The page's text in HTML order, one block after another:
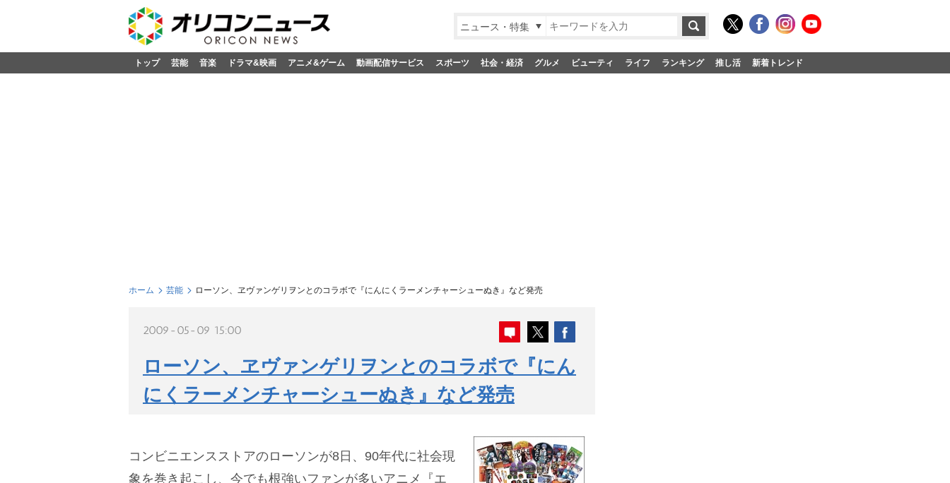
ニュース・特集
トップ 芸能 音楽 ドラマ&映画 アニメ&ゲーム 動画配信サービス スポーツ 社会・経済 グルメ ビューティ ライフ ランキング 推し活 新着トレンド
ホーム 芸能 ローソン、ヱヴァンゲリヲンとのコラボで『にんにくラーメンチャーシューぬき』など発売
2009-05-09 15:00
ローソン、ヱヴァンゲリヲンとのコラボで『にん
にくラーメンチャーシューぬき』など発売
コンビニエンスストアのローソンが8日、90年代に社会現
象を巻き起こし、今でも根強いファンが多いアニメ『エ